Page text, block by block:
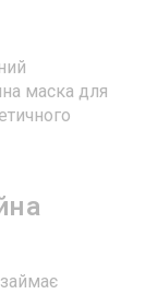
маска для